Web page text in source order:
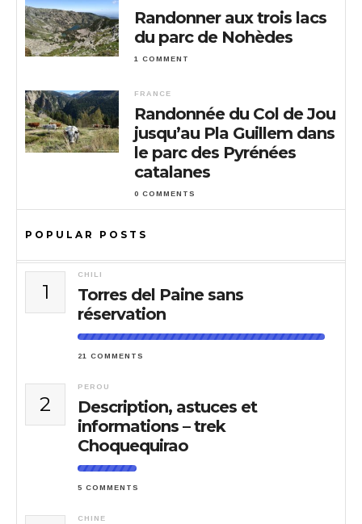
Randonner aux trois lacs
du parc de Nohèdes
1 COMMENT
FRANCE
Randonnée du Col de Jou
jusqu’au Pla Guillem dans
le parc des Pyrénées
catalanes
0 COMMENTS
POPULAR POSTS
1
CHILI
Torres del Paine sans
réservation
21 COMMENTS
2
PEROU
Description, astuces et
informations – trek
Choquequirao
5 COMMENTS
CHINE